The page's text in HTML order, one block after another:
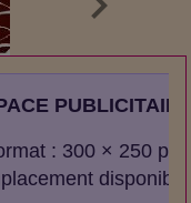
PUBLICITAIRE
: 300 × 250 px
disponible